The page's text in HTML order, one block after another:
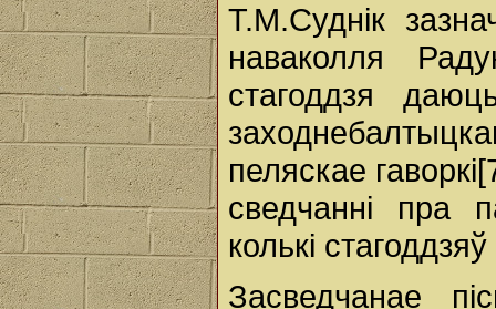
Т.М.Суднік
наваколля
стагоддзя
пеляскае
сведчанні пра
колькі
Засведчанае